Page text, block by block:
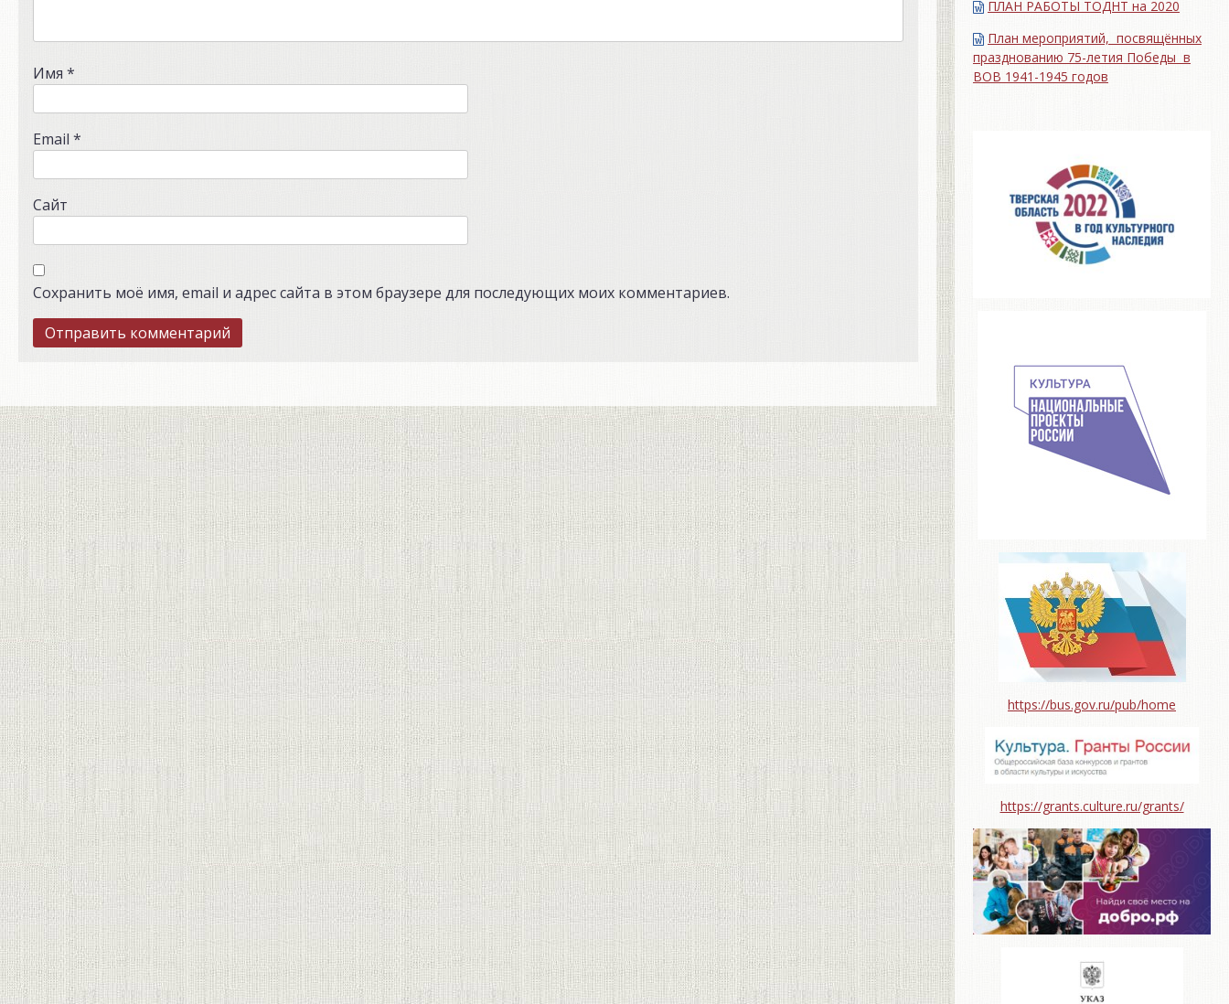
Имя *
Email *
Сайт
Сохранить моё имя, email и адрес сайта в этом браузере для последующих моих комментариев.
ПЛАН РАБОТЫ ТОДНТ на 2020
План мероприятий, посвящённых
празднованию 75-летия Победы в
ВОВ 1941-1945 годов
https://bus.gov.ru/pub/home
https://grants.culture.ru/grants/